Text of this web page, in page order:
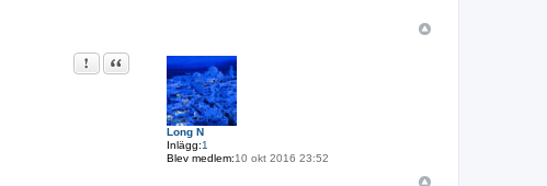
Long N
Inlägg:1
Blev medlem:10 okt 2016 23:52
Rapportera detta inlägg
Citat